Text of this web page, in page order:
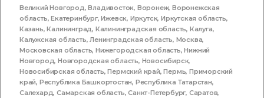
Великий Новгород,Владивосток, Воронеж,Воронежская
область,Екатеринбург,Ижевск, Иркутск,Иркутская область,
Казань,Калининград, Калининградская область, Калуга,
Калужская область,Ленинградская область, Москва,
Московская область,Нижегородская область,Нижний
Новгород,Новгородская область, Новосибирск,
Новосибирская область,Пермский край,Пермь,Приморский
край, Республика Башкортостан, Республика Татарстан,
Салехард,Самарская область,Санкт-Петербург, Саратов,